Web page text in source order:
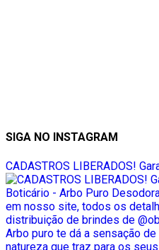
SIGA NO INSTAGRAM
CADASTROS LIBERADOS!